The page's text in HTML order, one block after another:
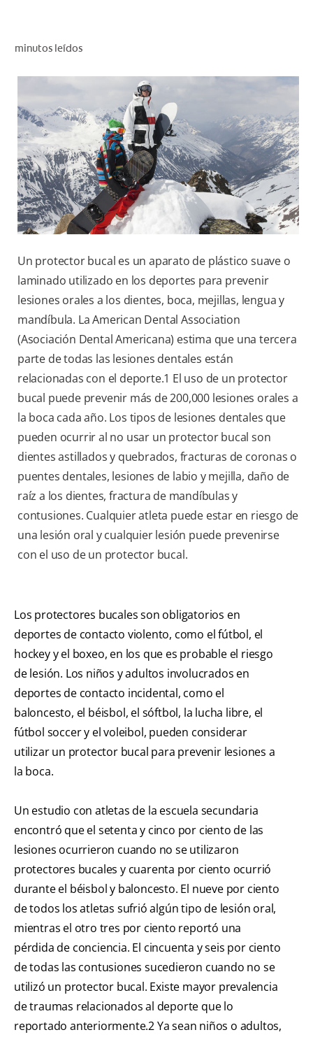
CR (ES)
SUSCRÍBASE
minutos leídos
Un protector bucal es un aparato de plástico suave o
laminado utilizado en los deportes para prevenir
lesiones orales a los dientes, boca, mejillas, lengua y
mandíbula. La American Dental Association
(Asociación Dental Americana) estima que una tercera
parte de todas las lesiones dentales están
relacionadas con el deporte.1 El uso de un protector
bucal puede prevenir más de 200,000 lesiones orales a
la boca cada año. Los tipos de lesiones dentales que
pueden ocurrir al no usar un protector bucal son
dientes astillados y quebrados, fracturas de coronas o
puentes dentales, lesiones de labio y mejilla, daño de
raíz a los dientes, fractura de mandíbulas y
contusiones. Cualquier atleta puede estar en riesgo de
una lesión oral y cualquier lesión puede prevenirse
con el uso de un protector bucal.
Los protectores bucales son obligatorios en
deportes de contacto violento, como el fútbol, el
hockey y el boxeo, en los que es probable el riesgo
de lesión. Los niños y adultos involucrados en
deportes de contacto incidental, como el
baloncesto, el béisbol, el sóftbol, la lucha libre, el
fútbol soccer y el voleibol, pueden considerar
utilizar un protector bucal para prevenir lesiones a
la boca.
Un estudio con atletas de la escuela secundaria
encontró que el setenta y cinco por ciento de las
lesiones ocurrieron cuando no se utilizaron
protectores bucales y cuarenta por ciento ocurrió
durante el béisbol y baloncesto. El nueve por ciento
de todos los atletas sufrió algún tipo de lesión oral,
mientras el otro tres por ciento reportó una
pérdida de conciencia. El cincuenta y seis por ciento
de todas las contusiones sucedieron cuando no se
utilizó un protector bucal. Existe mayor prevalencia
de traumas relacionados al deporte que lo
reportado anteriormente.2Ya sean niños o adultos,